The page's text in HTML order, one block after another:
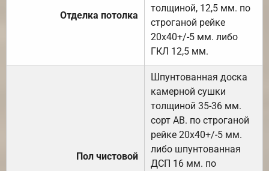
Отделка потолка
толщиной, 12,5 мм. по
строганой рейке
20х40+/-5 мм. либо
ГКЛ 12,5 мм.
Пол чистовой
Шпунтованная доска
камерной сушки
толщиной 35-36 мм.
сорт АВ. по строганой
рейке 20х40+/-5 мм.
либо шпунтованная
ДСП 16 мм. по